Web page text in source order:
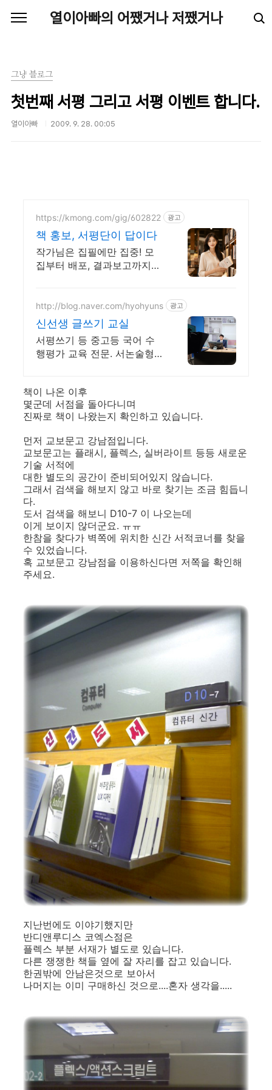
열이아빠의 어쨌거나 저쨌거나
그냥 블로그
첫번째 서평 그리고 서평 이벤트 합니다.
열이아빠 2009. 9. 28. 00:05
https://kmong.com/gig/602822 광고
책 홍보, 서평단이 답이다
작가님은 집필에만 집중! 모
집부터 배포, 결과보고까지
http://blog.naver.com/hyohyuns 광고
신선생 글쓰기 교실
서평쓰기 등 중고등 국어 수
행평가 교육 전문. 서논술형
책이 나온 이후
몇군데 서점을 돌아다니며
진짜로 책이 나왔는지 확인하고 있습니다.
먼저 교보문고 강남점입니다.
교보문고는 플래시, 플렉스, 실버라이트 등등 새로운
기술 서적에
대한 별도의 공간이 준비되어있지 않습니다.
그래서 검색을 해보지 않고 바로 찾기는 조금 힘듭니
다.
도서 검색을 해보니 D10-7 이 나오는데
이게 보이지 않더군요. ㅠㅠ
한참을 찾다가 벽쪽에 위치한 신간 서적코너를 찾을
수 있었습니다.
혹 교보문고 강남점을 이용하신다면 저쪽을 확인해
주세요.
지난번에도 이야기했지만
반디앤루디스 코엑스점은
플렉스 부분 서재가 별도로 있습니다.
다른 쟁쟁한 책들 옆에 잘 자리를 잡고 있습니다.
한권밖에 안남은것으로 보아서
나머지는 이미 구매하신 것으로....혼자 생각을.....